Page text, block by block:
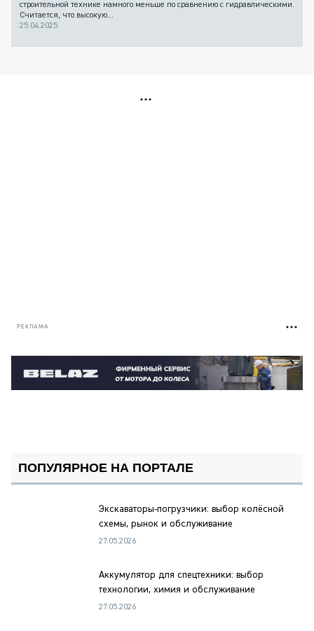
строительной технике намного меньше по сравнению с гидравлическими.
Считается, что высокую...
25.04.2025
РЕКЛАМА
ПОПУЛЯРНОЕ НА ПОРТАЛЕ
Экскаваторы-погрузчики: выбор колёсной
схемы, рынок и обслуживание
27.05.2026
Аккумулятор для спецтехники: выбор
технологии, химия и обслуживание
27.05.2026